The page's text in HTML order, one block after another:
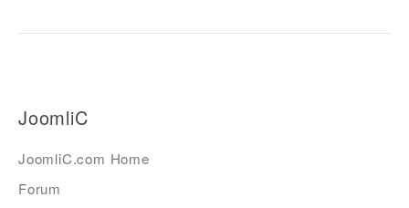
JoomliC
JoomliC.com Home
Forum